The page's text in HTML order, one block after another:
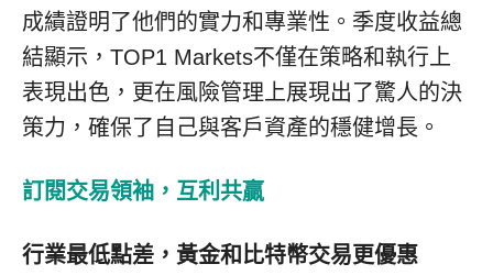
成績證明了他們的實力和專業性。季度收益總
結顯示， TOP1 Markets不僅在策略和執行上
表現出色，更在風險管理上展現出了驚人的決
策力，確保了自己與客戶資產的穩健增長。
訂閱交易領袖，互利共贏
行業最低點差，黃金和比特幣交易更優惠